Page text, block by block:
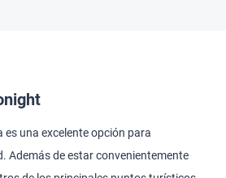
es una excelente opción para
Además de estar convenientemente